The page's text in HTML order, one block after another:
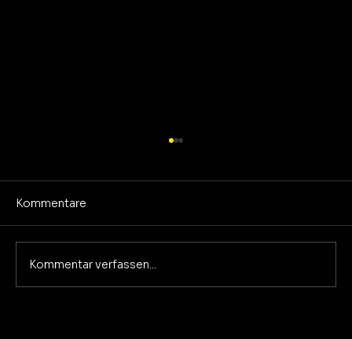
Everything But You
Kommentare
Kommentar verfassen...